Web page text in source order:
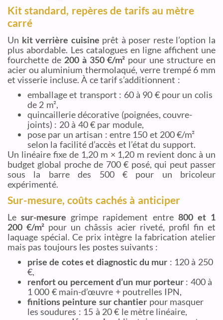
Kit standard, repères de tarifs au mètre
carré
Un kit verrière cuisine prêt à poser reste l’option la
plus abordable. Les catalogues en ligne affichent une
fourchette de 200 à 350 €/m² pour une structure en
acier ou aluminium thermolaqué, verre trempé 6 mm
et visserie incluse. À ce tarif s’additionnent :
emballage et transport : 60 à 90 € pour un colis
de 2 m²,
quincaillerie décorative (poignées, couvre-
joints) : 20 à 40 € par module,
pose par un artisan : entre 150 et 200 €/m²
selon la facilité d’accès et l’état du support.
Un linéaire fixe de 1,20 m × 1,20 m revient donc à un
budget global proche de 700 € posé, qui peut passer
sous la barre des 500 € pour un bricoleur
expérimenté.
Sur-mesure, coûts cachés à anticiper
Lesur-mesure grimpe rapidement entre 800 et 1
200 €/m² pour un châssis acier riveté, profil fin et
laquage spécial. Ce prix intègre la fabrication atelier
mais pas toujours les postes suivants :
prise de cotes et diagnostic du mur : 120 à 250
€,
renfort ou percement d’un mur porteur: 400 à
1 000 € main-d’œuvre + poutrelles IPN,
finitions peinture sur chantier pour masquer
les soudures : 15 à 20 € le mètre linéaire,